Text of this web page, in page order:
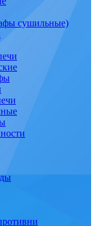
сушильные)